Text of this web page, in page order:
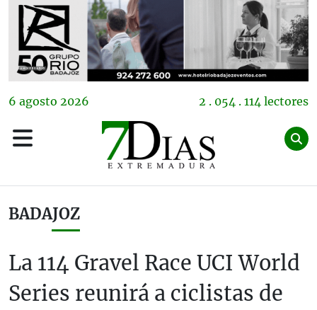
6 agosto 2026 2 . 054 . 114 lectores
BADAJOZ
La 114 Gravel Race UCI World
Series reunirá a ciclistas de